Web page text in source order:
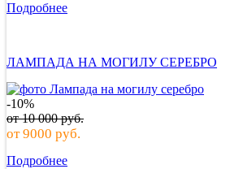
Подробнее
ЛАМПАДА НА МОГИЛУ СЕРЕБРО
-10%
от10 000руб.
от9000 руб.
Подробнее